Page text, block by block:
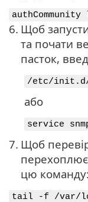
6. Щоб
та почати
пасток,
/etc/init.d/
або
service
7. Щоб
цю команду:
tail -f /var/